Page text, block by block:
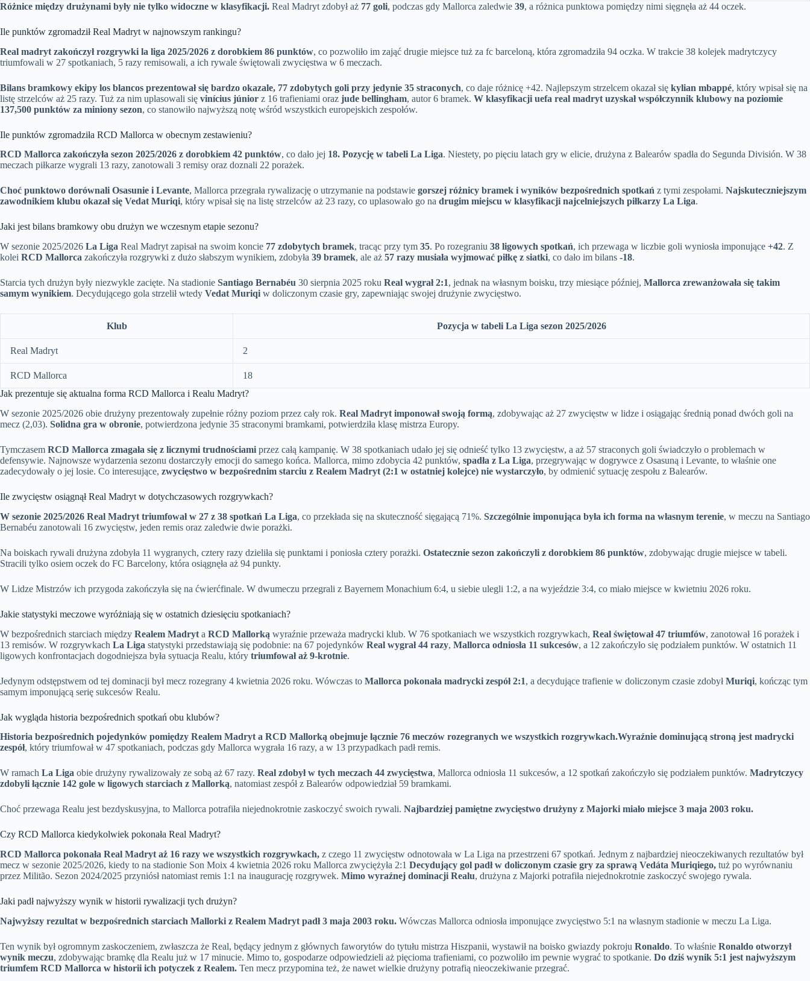
Różnice między drużynami były nie tylko widoczne w klasyfikacji. Real Madryt zdobył aż 77 goli, podczas gdy Mallorca zaledwie 39, a różnica punktowa pomiędzy nimi sięgnęła aż 44 oczek.
Ile punktów zgromadził Real Madryt w najnowszym rankingu?
Real madryt zakończył rozgrywki la liga 2025/2026 z dorobkiem 86 punktów, co pozwoliło im zająć drugie miejsce tuż za fc barceloną, która zgromadziła 94 oczka. W trakcie 38 kolejek madrytczycy
triumfowali w 27 spotkaniach, 5 razy remisowali, a ich rywale świętowali zwycięstwa w 6 meczach.
Bilans bramkowy ekipy los blancos prezentował się bardzo okazale, 77 zdobytych goli przy jedynie 35 straconych, co daje różnicę +42. Najlepszym strzelcem okazał się kylian mbappé, który wpisał się na
listę strzelców aż 25 razy. Tuż za nim uplasowali się vinícius júnior z 16 trafieniami oraz jude bellingham, autor 6 bramek. W klasyfikacji uefa real madryt uzyskał współczynnik klubowy na poziomie
137,500 punktów za miniony sezon, co stanowiło najwyższą notę wśród wszystkich europejskich zespołów.
Ile punktów zgromadziła RCD Mallorca w obecnym zestawieniu?
RCD Mallorca zakończyła sezon 2025/2026 z dorobkiem 42 punktów, co dało jej 18. Pozycję w tabeli La Liga. Niestety, po pięciu latach gry w elicie, drużyna z Balearów spadła do Segunda División. W 38
meczach piłkarze wygrali 13 razy, zanotowali 3 remisy oraz doznali 22 porażek.
Choć punktowo dorównali Osasunie i Levante, Mallorca przegrała rywalizację o utrzymanie na podstawie gorszej różnicy bramek i wyników bezpośrednich spotkań z tymi zespołami. Najskuteczniejszym
zawodnikiem klubu okazał się Vedat Muriqi, który wpisał się na listę strzelców aż 23 razy, co uplasowało go na drugim miejscu w klasyfikacji najcelniejszych piłkarzy La Liga.
Jaki jest bilans bramkowy obu drużyn we wczesnym etapie sezonu?
W sezonie 2025/2026 La Liga Real Madryt zapisał na swoim koncie 77 zdobytych bramek, tracąc przy tym 35. Po rozegraniu 38 ligowych spotkań, ich przewaga w liczbie goli wyniosła imponujące +42. Z
kolei RCD Mallorca zakończyła rozgrywki z dużo słabszym wynikiem, zdobyła 39 bramek, ale aż 57 razy musiała wyjmować piłkę z siatki, co dało im bilans -18.
Starcia tych drużyn były niezwykle zacięte. Na stadionie Santiago Bernabéu 30 sierpnia 2025 roku Real wygrał 2:1, jednak na własnym boisku, trzy miesiące później, Mallorca zrewanżowała się takim
samym wynikiem. Decydującego gola strzelił wtedy Vedat Muriqi w doliczonym czasie gry, zapewniając swojej drużynie zwycięstwo.
Klub Pozycja w tabeli La Liga sezon 2025/2026
Real Madryt 2
RCD Mallorca
18
Jak prezentuje się aktualna forma RCD Mallorca i Realu Madryt?
W sezonie 2025/2026 obie drużyny prezentowały zupełnie różny poziom przez cały rok. Real Madryt imponował swoją formą, zdobywając aż 27 zwycięstw w lidze i osiągając średnią ponad dwóch goli na
mecz (2,03). Solidna gra w obronie, potwierdzona jedynie 35 straconymi bramkami, potwierdziła klasę mistrza Europy.
Tymczasem RCD Mallorca zmagała się z licznymi trudnościami przez całą kampanię. W 38 spotkaniach udało jej się odnieść tylko 13 zwycięstw, a aż 57 straconych goli świadczyło o problemach w
defensywie. Najnowsze wydarzenia sezonu dostarczyły emocji do samego końca. Mallorca, mimo zdobycia 42 punktów, spadła z La Liga, przegrywając w dogrywce z Osasuną i Levante, to właśnie one
zadecydowały o jej losie. Co interesujące, zwycięstwo w bezpośrednim starciu z Realem Madryt (2:1 w ostatniej kolejce) nie wystarczyło, by odmienić sytuację zespołu z Balearów.
Ile zwycięstw osiągnął Real Madryt w dotychczasowych rozgrywkach?
W sezonie 2025/2026 Real Madryt triumfował w 27 z 38 spotkań La Liga, co przekłada się na skuteczność sięgającą 71%. Szczególnie imponująca była ich forma na własnym terenie, w meczu na Santiago
Bernabéu zanotowali 16 zwycięstw, jeden remis oraz zaledwie dwie porażki.
Na boiskach rywali drużyna zdobyła 11 wygranych, cztery razy dzieliła się punktami i poniosła cztery porażki. Ostatecznie sezon zakończyli z dorobkiem 86 punktów, zdobywając drugie miejsce w tabeli.
Stracili tylko osiem oczek do FC Barcelony, która osiągnęła aż 94 punkty.
W Lidze Mistrzów ich przygoda zakończyła się na ćwierćfinale. W dwumeczu przegrali z Bayernem Monachium 6:4, u siebie ulegli 1:2, a na wyjeździe 3:4, co miało miejsce w kwietniu 2026 roku.
Jakie statystyki meczowe wyróżniają się w ostatnich dziesięciu spotkaniach?
W bezpośrednich starciach między Realem Madryt a RCD Mallorką wyraźnie przeważa madrycki klub. W 76 spotkaniach we wszystkich rozgrywkach, Real świętował 47 triumfów, zanotował 16 porażek i
13 remisów. W rozgrywkach La Liga statystyki przedstawiają się podobnie: na 67 pojedynków Real wygrał 44 razy, Mallorca odniosła 11 sukcesów, a 12 zakończyło się podziałem punktów. W ostatnich 11
ligowych konfrontacjach dogodniejsza była sytuacja Realu, który triumfował aż 9-krotnie.
Jedynym odstępstwem od tej dominacji był mecz rozegrany 4 kwietnia 2026 roku. Wówczas to Mallorca pokonała madrycki zespół 2:1, a decydujące trafienie w doliczonym czasie zdobyłMuriqi, kończąc tym
samym imponującą serię sukcesów Realu.
Jak wygląda historia bezpośrednich spotkań obu klubów?
Historia bezpośrednich pojedynków pomiędzy Realem Madryt a RCD Mallorką obejmuje łącznie 76 meczów rozegranych we wszystkich rozgrywkach.Wyraźnie dominującą stroną jest madrycki
zespół, który triumfował w 47 spotkaniach, podczas gdy Mallorca wygrała 16 razy, a w 13 przypadkach padł remis.
W ramach La Liga obie drużyny rywalizowały ze sobą aż 67 razy. Real zdobył w tych meczach 44 zwycięstwa, Mallorca odniosła 11 sukcesów, a 12 spotkań zakończyło się podziałem punktów. Madrytczycy
zdobyli łącznie 142 gole w ligowych starciach z Mallorką, natomiast zespół z Balearów odpowiedział 59 bramkami.
Choć przewaga Realu jest bezdyskusyjna, to Mallorca potrafiła niejednokrotnie zaskoczyć swoich rywali. Najbardziej pamiętne zwycięstwo drużyny z Majorki miało miejsce 3 maja 2003 roku.
Czy RCD Mallorca kiedykolwiek pokonała Real Madryt?
RCD Mallorca pokonała Real Madryt aż 16 razy we wszystkich rozgrywkach, z czego 11 zwycięstw odnotowała w La Liga na przestrzeni 67 spotkań. Jednym z najbardziej nieoczekiwanych rezultatów był
mecz w sezonie 2025/2026, kiedy to na stadionie Son Moix 4 kwietnia 2026 roku Mallorca zwyciężyła 2:1 Decydujący gol padł w doliczonym czasie gry za sprawą Vedáta Muriqiego, tuż po wyrównaniu
przez Militão. Sezon 2024/2025 przyniósł natomiast remis 1:1 na inaugurację rozgrywek. Mimo wyraźnej dominacji Realu, drużyna z Majorki potrafiła niejednokrotnie zaskoczyć swojego rywala.
Jaki padł najwyższy wynik w historii rywalizacji tych drużyn?
Najwyższy rezultat w bezpośrednich starciach Mallorki z Realem Madryt padł 3 maja 2003 roku. Wówczas Mallorca odniosła imponujące zwycięstwo 5:1 na własnym stadionie w meczu La Liga.
Ten wynik był ogromnym zaskoczeniem, zwłaszcza że Real, będący jednym z głównych faworytów do tytułu mistrza Hiszpanii, wystawił na boisko gwiazdy pokroju Ronaldo. To właśnie Ronaldo otworzył
wynik meczu, zdobywając bramkę dla Realu już w 17 minucie. Mimo to, gospodarze odpowiedzieli aż pięcioma trafieniami, co pozwoliło im pewnie wygrać to spotkanie. Do dziś wynik 5:1 jest najwyższym
triumfem RCD Mallorca w historii ich potyczek z Realem. Ten mecz przypomina też, że nawet wielkie drużyny potrafią nieoczekiwanie przegrać.